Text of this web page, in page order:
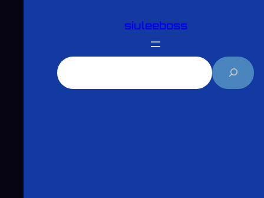
siuleeboss